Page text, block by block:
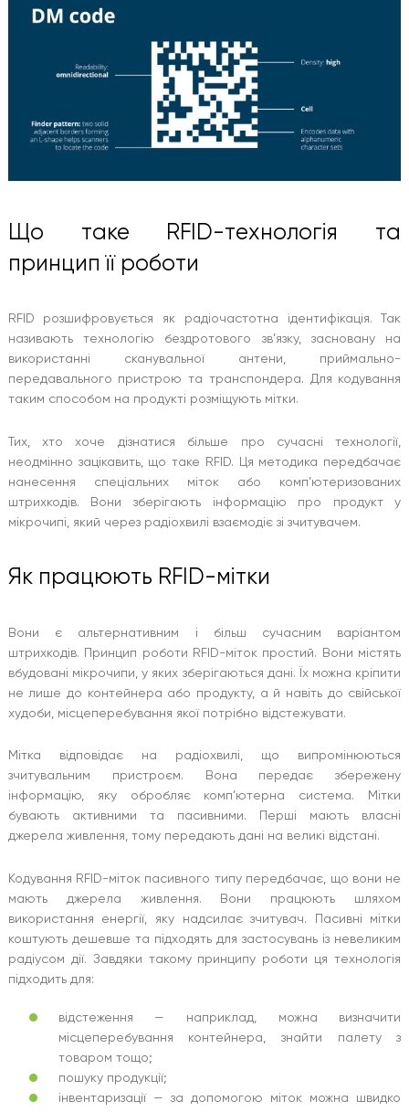
Що таке RFID-технологія та
принцип її роботи
RFID розшифровується як радіочастотна ідентифікація. Так
називають технологію бездротового зв’язку, засновану на
використанні сканувальної антени, приймально-
передавального пристрою та транспондера. Для кодування
таким способом на продукті розміщують мітки.
Тих, хто хоче дізнатися більше про сучасні технології,
неодмінно зацікавить, що таке RFID. Ця методика передбачає
нанесення спеціальних міток або комп’ютеризованих
штрихкодів. Вони зберігають інформацію про продукт у
мікрочипі, який через радіохвилі взаємодіє зі зчитувачем.
Як працюють RFID-мітки
Вони є альтернативним і більш сучасним варіантом
штрихкодів. Принцип роботи RFID-міток простий. Вони містять
вбудовані мікрочипи, у яких зберігаються дані. Їх можна кріпити
не лише до контейнера або продукту, а й навіть до свійської
худоби, місцеперебування якої потрібно відстежувати.
Мітка відповідає на радіохвилі, що випромінюються
зчитувальним пристроєм. Вона передає збережену
інформацію, яку обробляє комп’ютерна система. Мітки
бувають активними та пасивними. Перші мають власні
джерела живлення, тому передають дані на великі відстані.
Кодування RFID-міток пасивного типу передбачає, що вони не
мають джерела живлення. Вони працюють шляхом
використання енергії, яку надсилає зчитувач. Пасивні мітки
коштують дешевше та підходять для застосувань із невеликим
радіусом дії. Завдяки такому принципу роботи ця технологія
підходить для:
відстеження — наприклад, можна визначити
місцеперебування контейнера, знайти палету з
товаром тощо;
пошуку продукції;
інвентаризації — за допомогою міток можна швидко